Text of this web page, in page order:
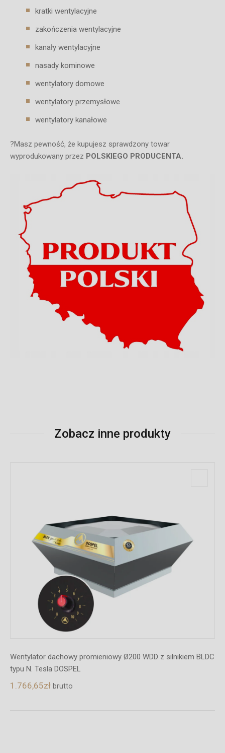
kratki wentylacyjne
zakończenia wentylacyjne
kanały wentylacyjne
nasady kominowe
wentylatory domowe
wentylatory przemysłowe
wentylatory kanałowe
?Masz pewność, że kupujesz sprawdzony towar
wyprodukowany przez POLSKIEGO PRODUCENTA.
Zobacz inne produkty
Wentylator dachowy promieniowy Ø200 WDD z silnikiem BLDC
typu N. Tesla DOSPEL
1.766,65zł brutto